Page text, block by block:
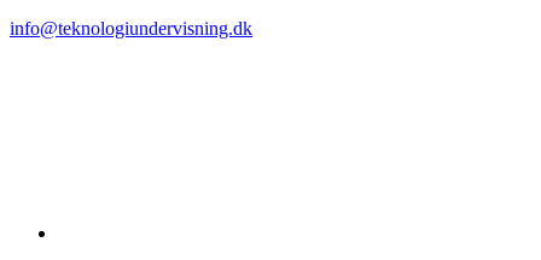
info@teknologiundervisning.dk